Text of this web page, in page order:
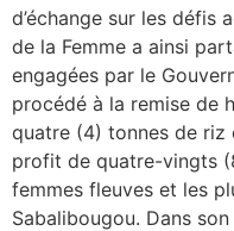
d’échange sur les défis
de la Femme a ainsi
engagées par le
procédé à la remise de
quatre (4) tonnes de riz
profit de quatre-vingts
femmes fleuves et les
Sabalibougou. Dans